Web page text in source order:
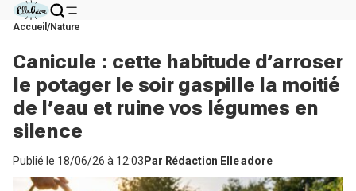
Accueil Nature
Canicule : cette habitude d’arroser
le potager le soir gaspille la moitié
de l’eau et ruine vos légumes en
silence
Publié le 18/06/26 à 12:03 Par Rédaction Elle adore